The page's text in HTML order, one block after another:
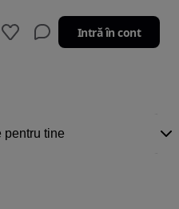
Intră în cont